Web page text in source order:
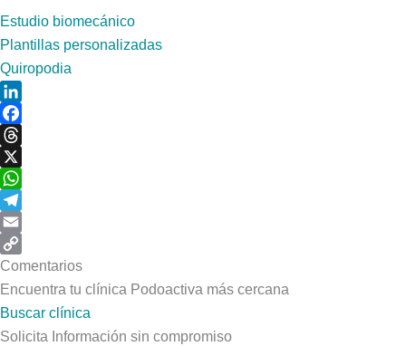
Estudio biomecánico
Plantillas personalizadas
Quiropodia
LinkedIn
Facebook
Threads
X
WhatsApp
Telegram
Email
Copy
Link
Comentarios
Encuentra tu clínica Podoactiva más cercana
Buscar clínica
Solicita Información sin compromiso